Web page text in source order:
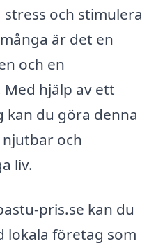
och stimulera
är det en
och en
hjälp av ett
du göra denna
och
liv.
pris.se kan du
lokala företag som